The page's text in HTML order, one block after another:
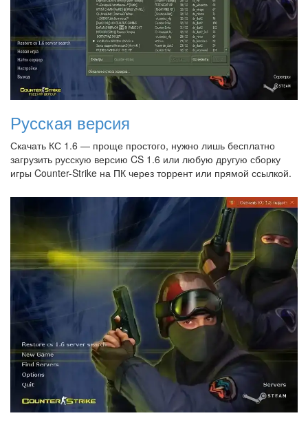
Русская версия
Скачать КС 1.6 — проще простого, нужно лишь бесплатно
загрузить русскую версию CS 1.6 или любую другую сборку
игры Counter-Strike на ПК через торрент или прямой ссылкой.